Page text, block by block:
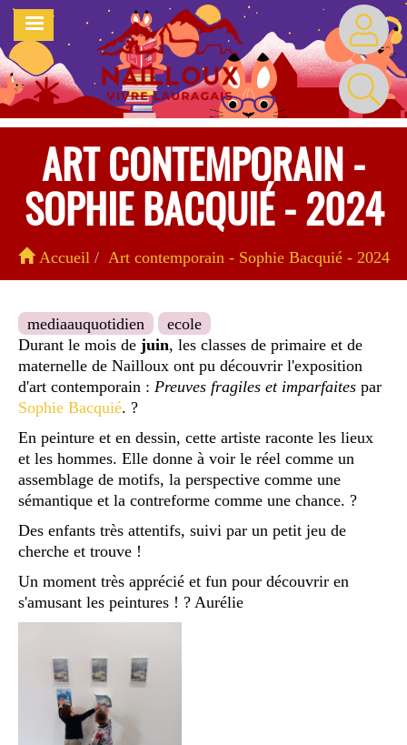
Aller
contenu
principal
MENU
ART CONTEMPORAIN -
SOPHIE BACQUIÉ - 2024
Accueil Art contemporain - Sophie Bacquié - 2024
mediaauquotidien
ecole
Durant le mois de juin, les classes de primaire et de
maternelle de Nailloux ont pu découvrir l'exposition
d'art contemporain : Preuves fragiles et imparfaites par
Sophie Bacquié. ?
En peinture et en dessin, cette artiste raconte les lieux
et les hommes. Elle donne à voir le réel comme un
assemblage de motifs, la perspective comme une
sémantique et la contreforme comme une chance. ?
Des enfants très attentifs, suivi par un petit jeu de
cherche et trouve !
Un moment très apprécié et fun pour découvrir en
s'amusant les peintures ! ? Aurélie